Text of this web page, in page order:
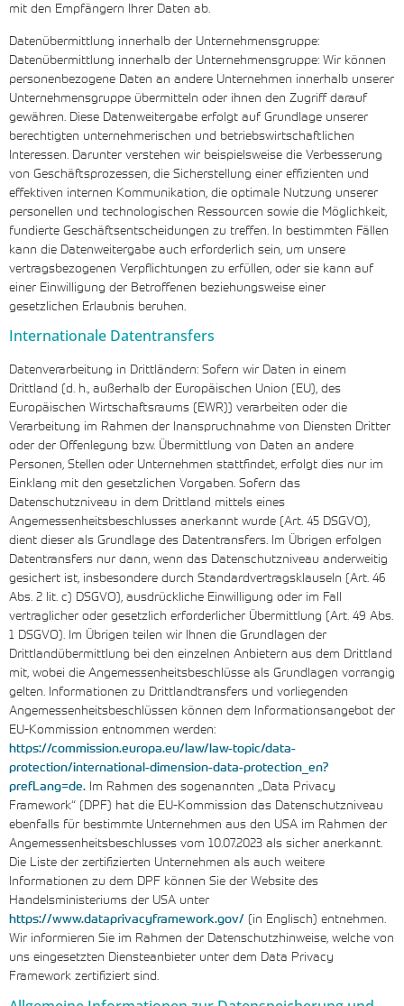
mit den Empfängern Ihrer Daten ab.
Datenübermittlung innerhalb der Unternehmensgruppe:
Datenübermittlung innerhalb der Unternehmensgruppe: Wir können
personenbezogene Daten an andere Unternehmen innerhalb unserer
Unternehmensgruppe übermitteln oder ihnen den Zugriff darauf
gewähren. Diese Datenweitergabe erfolgt auf Grundlage unserer
berechtigten unternehmerischen und betriebswirtschaftlichen
Interessen. Darunter verstehen wir beispielsweise die Verbesserung
von Geschäftsprozessen, die Sicherstellung einer effizienten und
effektiven internen Kommunikation, die optimale Nutzung unserer
personellen und technologischen Ressourcen sowie die Möglichkeit,
fundierte Geschäftsentscheidungen zu treffen. In bestimmten Fällen
kann die Datenweitergabe auch erforderlich sein, um unsere
vertragsbezogenen Verpflichtungen zu erfüllen, oder sie kann auf
einer Einwilligung der Betroffenen beziehungsweise einer
gesetzlichen Erlaubnis beruhen.
Internationale Datentransfers
Datenverarbeitung in Drittländern: Sofern wir Daten in einem
Drittland (d. h., außerhalb der Europäischen Union (EU), des
Europäischen Wirtschaftsraums (EWR)) verarbeiten oder die
Verarbeitung im Rahmen der Inanspruchnahme von Diensten Dritter
oder der Offenlegung bzw. Übermittlung von Daten an andere
Personen, Stellen oder Unternehmen stattfindet, erfolgt dies nur im
Einklang mit den gesetzlichen Vorgaben. Sofern das
Datenschutzniveau in dem Drittland mittels eines
Angemessenheitsbeschlusses anerkannt wurde (Art. 45 DSGVO),
dient dieser als Grundlage des Datentransfers. Im Übrigen erfolgen
Datentransfers nur dann, wenn das Datenschutzniveau anderweitig
gesichert ist, insbesondere durch Standardvertragsklauseln (Art. 46
Abs. 2 lit. c) DSGVO), ausdrückliche Einwilligung oder im Fall
vertraglicher oder gesetzlich erforderlicher Übermittlung (Art. 49 Abs.
1 DSGVO). Im Übrigen teilen wir Ihnen die Grundlagen der
Drittlandübermittlung bei den einzelnen Anbietern aus dem Drittland
mit, wobei die Angemessenheitsbeschlüsse als Grundlagen vorrangig
gelten. Informationen zu Drittlandtransfers und vorliegenden
Angemessenheitsbeschlüssen können dem Informationsangebot der
EU-Kommission entnommen werden:
https://commission.europa.eu/law/law-topic/data-
protection/international-dimension-data-protection_en?
prefLang=de. Im Rahmen des sogenannten „Data Privacy
Framework“ (DPF) hat die EU-Kommission das Datenschutzniveau
ebenfalls für bestimmte Unternehmen aus den USA im Rahmen der
Angemessenheitsbeschlusses vom 10.07.2023 als sicher anerkannt.
Die Liste der zertifizierten Unternehmen als auch weitere
Informationen zu dem DPF können Sie der Website des
Handelsministeriums der USA unter
https://www.dataprivacyframework.gov/ (in Englisch) entnehmen.
Wir informieren Sie im Rahmen der Datenschutzhinweise, welche von
uns eingesetzten Diensteanbieter unter dem Data Privacy
Framework zertifiziert sind.